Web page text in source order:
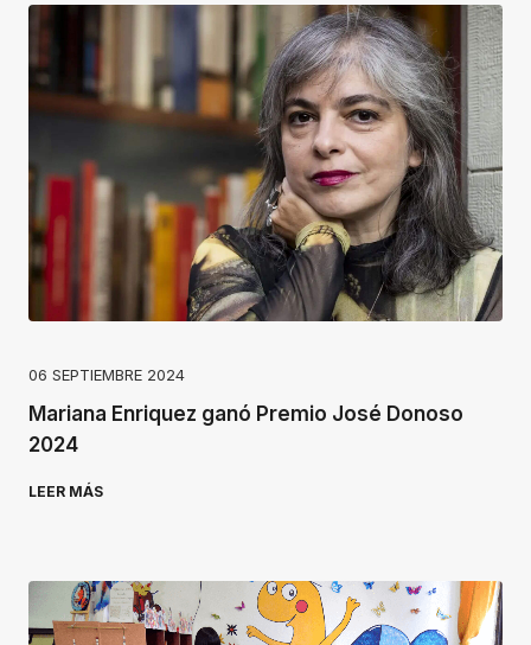
06 SEPTIEMBRE 2024
Mariana Enriquez ganó Premio José Donoso
2024
LEER MÁS